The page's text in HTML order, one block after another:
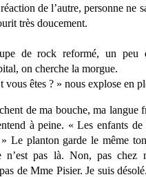
de l’autre, personne ne
très doucement.
de rock reformé, un peu
on cherche la morgue.
êtes ? » nous explose en
de ma bouche, ma langue
à peine. « Les enfants de
Le planton garde le même
pas là. Non, pas chez
de Mme Pisier. Je suis